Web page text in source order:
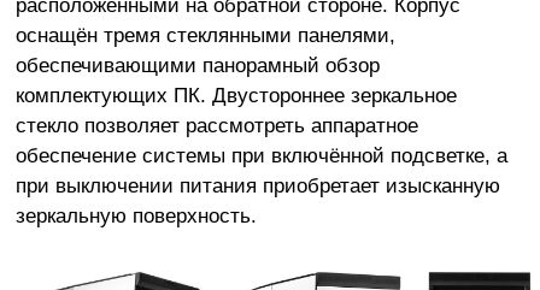
оснащён тремя стеклянными панелями,
обеспечивающими панорамный обзор
комплектующих ПК. Двустороннее зеркальное
стекло позволяет рассмотреть аппаратное
обеспечение системы при включённой подсветке, а
при выключении питания приобретает изысканную
зеркальную поверхность.